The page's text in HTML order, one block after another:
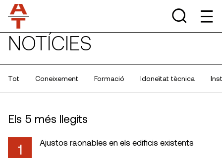
NOTÍCIES
Tot Coneixement Formació Idoneïtat tècnica
Els 5 més llegits
1 Ajustos raonables en els edificis existents